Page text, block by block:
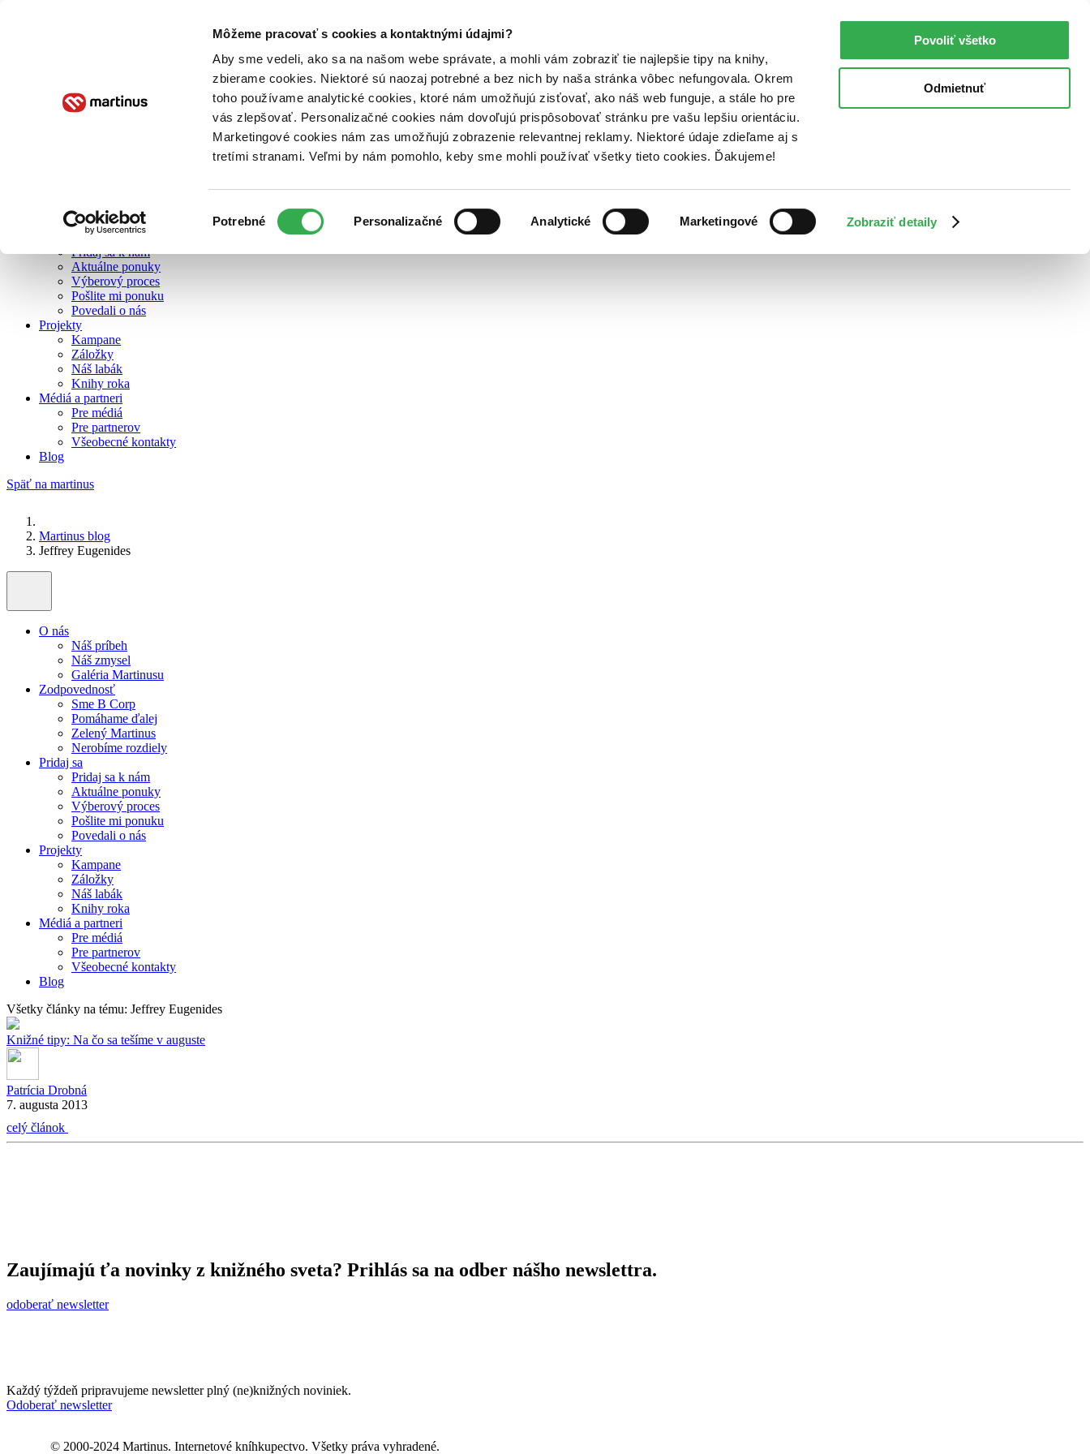
Môžeme pracovať s cookies a kontaktnými údajmi?
Aby sme vedeli, ako sa na našom webe správate, a mohli vám zobraziť tie najlepšie tipy na knihy,
zbierame cookies. Niektoré sú naozaj potrebné a bez nich by naša stránka vôbec nefungovala. Okrem
toho používame analytické cookies, ktoré nám umožňujú zisťovať, ako náš web funguje, a stále ho pre
vás zlepšovať. Personalizačné cookies nám dovoľujú prispôsobovať stránku pre vašu lepšiu orientáciu.
Marketingové cookies nám zas umožňujú zobrazenie relevantnej reklamy. Niektoré údaje zdieľame aj s
tretími stranami. Veľmi by nám pomohlo, keby sme mohli používať všetky tieto cookies. Ďakujeme!
súhlasu
Potrebné Personalizačné Analytické Marketingové Zobraziť detaily
Povoliť všetko
Odmietnuť
O nás
Zelený Martinus
Nerobíme rozdiely
Pridaj sa k nám
Aktuálne ponuky
Výberový proces
Pošlite mi ponuku
Povedali o nás
Projekty
Kampane
Záložky
Náš labák
Knihy roka
Médiá a partneri
Pre médiá
Pre partnerov
Všeobecné kontakty
Blog
Späť na martinus
Martinus blog
Jeffrey Eugenides
O nás
Náš príbeh
Náš zmysel
Galéria Martinusu
Zodpovednosť
Sme B Corp
Pomáhame ďalej
Zelený Martinus
Nerobíme rozdiely
Pridaj sa
Pridaj sa k nám
Aktuálne ponuky
Výberový proces
Pošlite mi ponuku
Povedali o nás
Projekty
Kampane
Záložky
Náš labák
Knihy roka
Médiá a partneri
Pre médiá
Pre partnerov
Všeobecné kontakty
Blog
Všetky články na tému: Jeffrey Eugenides
Knižné tipy: Na čo sa tešíme v auguste
Patrícia Drobná
7. augusta 2013
celý článok
Zaujímajú ťa novinky z knižného sveta? Prihlás sa na odber nášho newslettra.
odoberať newsletter
Každý týždeň pripravujeme newsletter plný (ne)knižných noviniek.
Odoberať newsletter
© 2000-2024 Martinus. Internetové kníhkupectvo. Všetky práva vyhradené.